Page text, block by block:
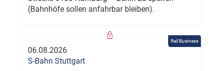
(Bahnhöfe sollen anfahrbar bleiben).
Rail Business
06.08.2026
S-Bahn Stuttgart